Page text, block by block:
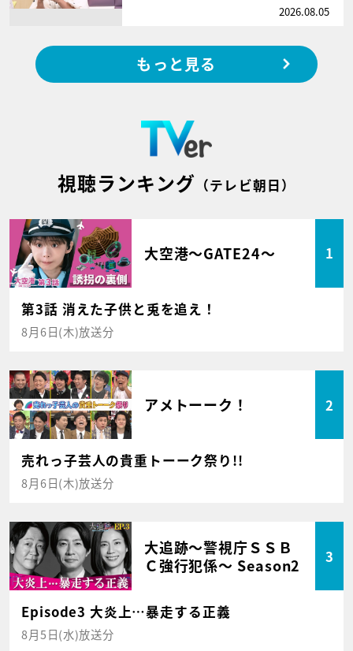
2026.08.05
もっと見る
視聴ランキング （テレビ朝日）
大空港～GATE24～ 1
第3話 消えた子供と兎を追え！
8月6日(木)放送分
アメトーーク！ 2
売れっ子芸人の貴重トーーク祭り!!
8月6日(木)放送分
大追跡～警視庁ＳＳＢ
Ｃ強行犯係～ Season2
3
Episode3 大炎上…暴走する正義
8月5日(水)放送分